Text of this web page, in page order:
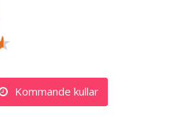
Kommande kullar